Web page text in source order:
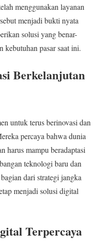
menggunakan layanan
menjadi bukti nyata
solusi yang benar-
kebutuhan pasar saat ini.
Berkelanjutan
untuk terus berinovasi dan
percaya bahwa dunia
harus mampu beradaptasi
teknologi baru dan
dari strategi jangka
menjadi solusi digital
Terpercaya